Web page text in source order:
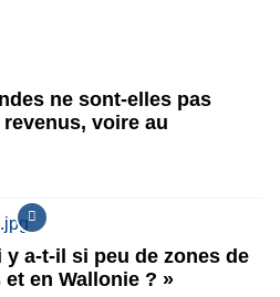
ne sont-elles pas
voire au
y a-t-il si peu de zones de
en Wallonie ? »